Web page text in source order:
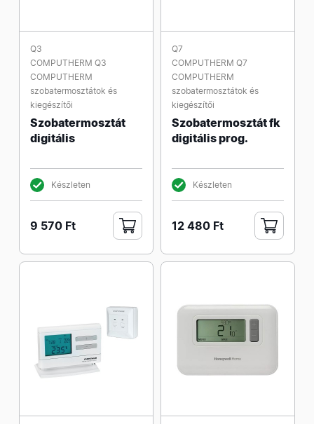
Q3
COMPUTHERM Q3
COMPUTHERM
szobatermosztátok és
kiegészítői
Szobatermosztát
digitális
Készleten
9 570 Ft
Q7
COMPUTHERM Q7
COMPUTHERM
szobatermosztátok és
kiegészítői
Szobatermosztát fk
digitális prog.
Készleten
12 480 Ft